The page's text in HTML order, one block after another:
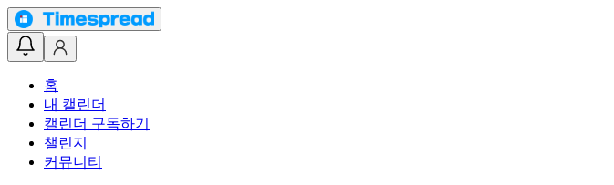
홈
내 캘린더
캘린더 구독하기
챌린지
커뮤니티